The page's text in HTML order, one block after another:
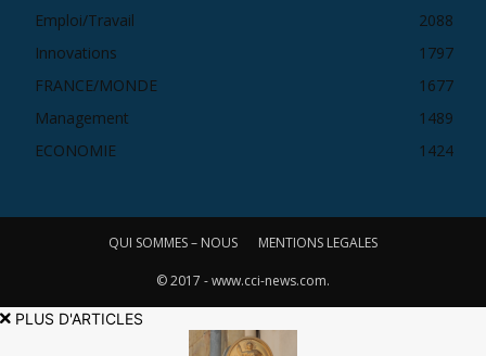
Emploi/Travail
2088
Innovations
1797
FRANCE/MONDE
1677
Management
1489
ECONOMIE
1424
QUI SOMMES – NOUS MENTIONS LEGALES
© 2017 - www.cci-news.com.
PLUS D'ARTICLES